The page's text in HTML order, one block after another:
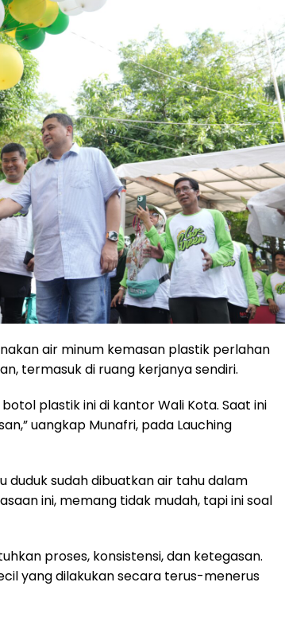
air minum kemasan plastik perlahan
termasuk di ruang kerjanya sendiri.
plastik ini di kantor Wali Kota. Saat ini
uangkap Munafri, pada Lauching
duduk sudah dibuatkan air tahu dalam
ini, memang tidak mudah, tapi ini soal
proses, konsistensi, dan ketegasan.
yang dilakukan secara terus-menerus